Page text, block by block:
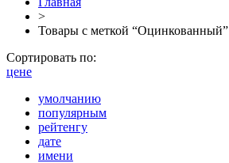
>
Товары с меткой “Оцинкованный”
Сортировать по:
цене
умолчанию
популярным
рейтенгу
дате
имени